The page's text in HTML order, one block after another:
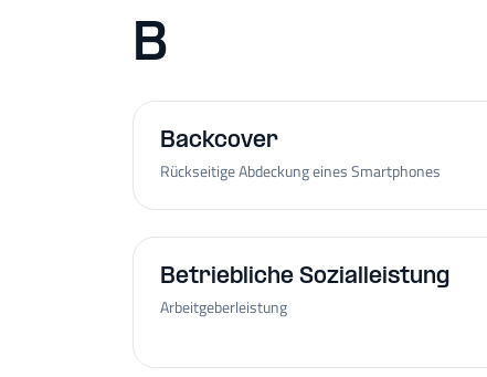
B
Backcover
Rückseitige Abdeckung eines Smartphones
Betriebliche Sozialleistung
Arbeitgeberleistung